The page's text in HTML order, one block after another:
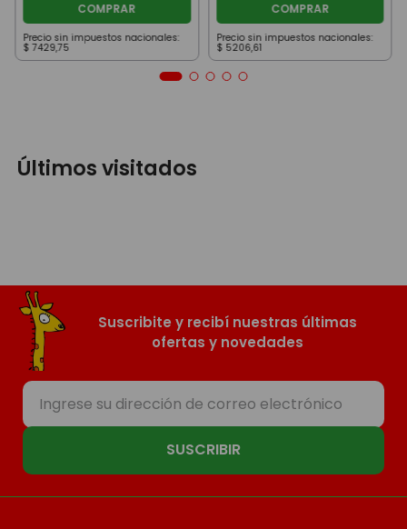
COMPRAR
Precio sin impuestos nacionales:
$ 7429,75
COMPRAR
Precio sin impuestos nacionales:
$ 5206,61
Últimos visitados
Suscribite y recibí nuestras últimas
ofertas y novedades
SUSCRIBIR